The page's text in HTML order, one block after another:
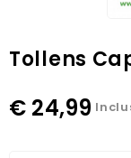
Tollens
€ 24,99